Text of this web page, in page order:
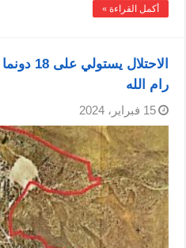
أكمل القراءة »
رام الله
15 فبراير، 2024